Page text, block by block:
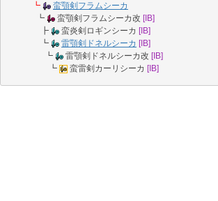
┗
蛮顎剣フラムシーカ
┗
蛮顎剣フラムシーカ改 [IB]
┣
蛮炎剣ロギンシーカ [IB]
┗
雷顎剣ドネルシーカ [IB]
┗
雷顎剣ドネルシーカ改 [IB]
┗
蛮雷剣カーリシーカ [IB]